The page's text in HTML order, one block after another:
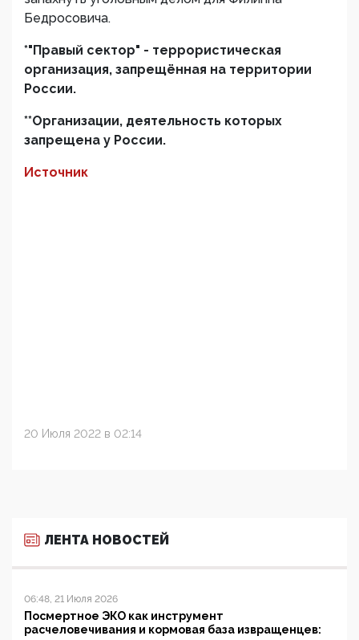
Бедросовича.
*"Правый сектор" - террористическая
организация, запрещённая на территории
России.
**Организации, деятельность которых
запрещена у России.
Источник
20 Июля 2022 в 02:14
ЛЕНТА НОВОСТЕЙ
06:48, 21 Июля 2026
Посмертное ЭКО как инструмент
расчеловечивания и кормовая база извращенцев: